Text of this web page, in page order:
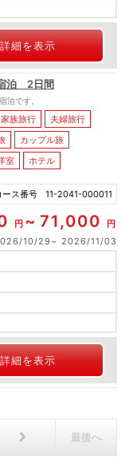
詳細を表示
泊 2日間
泊です。
家族旅行
夫婦旅行
カップル旅
室 ホテル
ース番号 11-2041-000011
円 71,000
円
10/29
2026/11/03
詳細を表示
最後へ